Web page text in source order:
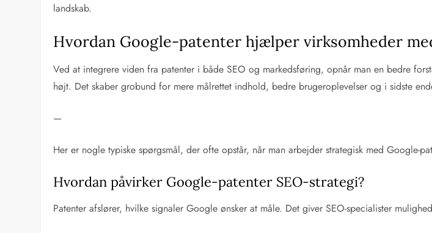
landskab.
Hvordan Google-patenter hjælper virksomheder
Ved at integrere viden fra patenter i både SEO og markedsføring, opnår man en bedre
højt. Det skaber grobund for mere målrettet indhold, bedre brugeroplevelser og i sidste
—
Her er nogle typiske spørgsmål, der ofte opstår, når man arbejder strategisk med Google-
Hvordan påvirker Google-patenter SEO-strategi?
Patenter afslører, hvilke signaler Google ønsker at måle. Det giver SEO-specialister